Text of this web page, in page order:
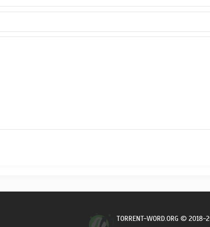
TORRENT-WORD.ORG © 2018-